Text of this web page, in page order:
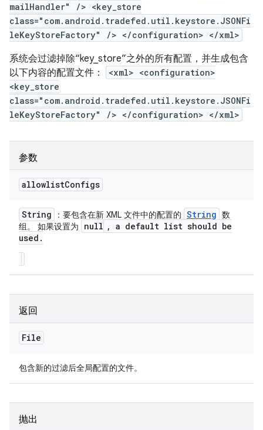
mailHandler" /> <key_store
class="com.android.tradefed.util.keystore.JSONFi
leKeyStoreFactory" /> </configuration> </xml>
系统会过滤掉除“key_store”之外的所有配置，并生成包含
以下内容的配置文件：
<xml> <configuration>
<key_store
class="com.android.tradefed.util.keystore.JSONFi
leKeyStoreFactory" /> </configuration> </xml>
参数
allowlistConfigs
String ：要包含在新 XML 文件中的配置的 String 数
组。 如果设置为
null , a default list should be
used .
返回
File
包含新的过滤后全局配置的文件。
抛出